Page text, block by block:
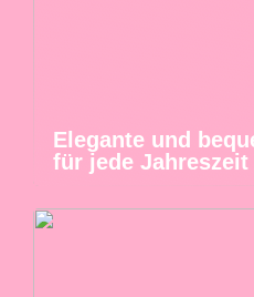
Elegante und
für jede Jahreszeit